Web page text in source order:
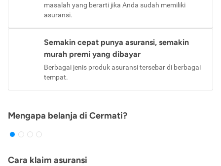
masalah yang berarti jika Anda sudah memiliki
asuransi.
Semakin cepat punya asuransi, semakin
murah premi yang dibayar
Berbagai jenis produk asuransi tersebar di berbagai
tempat.
Mengapa belanja di Cermati?
Cara klaim asuransi